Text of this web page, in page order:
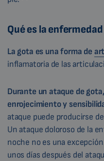
Qué es la
La gota es una forma de
inflamatoria de las
Durante un ataque de
enrojecimiento y
ataque puede producirse
Un ataque doloroso de la
noche no es una
unos días después del